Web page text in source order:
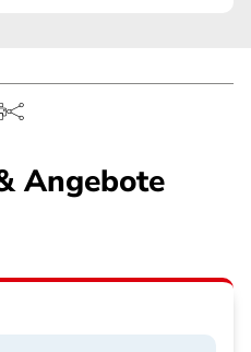
Angebote